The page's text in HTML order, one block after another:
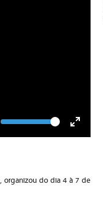
Volume
organizou do dia 4 à 7 de